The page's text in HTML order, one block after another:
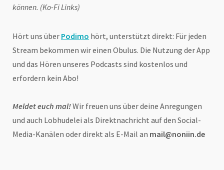
können. (Ko-Fi Links)
Hört uns über Podimo hört, unterstützt direkt: Für jeden
Stream bekommen wir einen Obulus. Die Nutzung der App
und das Hören unseres Podcasts sind kostenlos und
erfordern kein Abo!
Meldet euch mal!Wir freuen uns über deine Anregungen
und auch Lobhudelei als Direktnachricht auf den Social-
Media-Kanälen oder direkt als E-Mail an mail@noniin.de